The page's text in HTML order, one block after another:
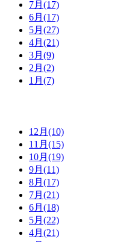
7月(17)
6月(17)
5月(27)
4月(21)
3月(9)
2月(2)
1月(7)
12月(10)
11月(15)
10月(19)
9月(11)
8月(17)
7月(21)
6月(18)
5月(22)
4月(21)